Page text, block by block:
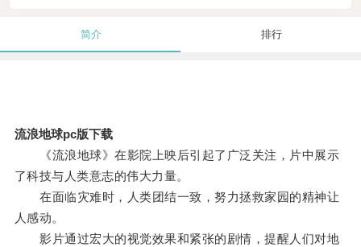
简介 排行
流浪地球pc版下载
《流浪地球》在影院上映后引起了广泛关注，片中展示
了科技与人类意志的伟大力量。
在面临灾难时，人类团结一致，努力拯救家园的精神让
人感动。
影片通过宏大的视觉效果和紧张的剧情，提醒人们对地